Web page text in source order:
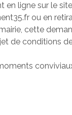
en ligne sur le
ou en
cette
de conditions